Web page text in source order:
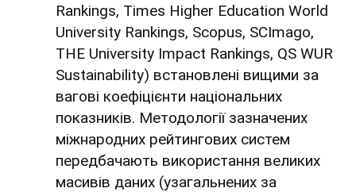
Rankings, Times Higher Education World
University Rankings, Scopus, SCImago,
THE University Impact Rankings, QS WUR
Sustainability) встановлені вищими за
вагові коефіцієнти національних
показників. Методології зазначених
міжнародних рейтингових систем
передбачають використання великих
масивів даних (узагальнених за